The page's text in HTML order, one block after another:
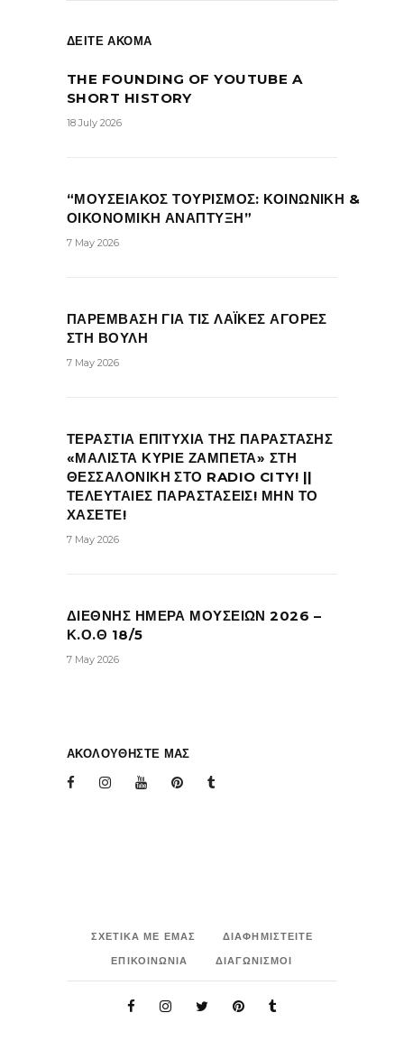
ΔΕΙΤΕ ΑΚΟΜΑ
THE FOUNDING OF YOUTUBE A
SHORT HISTORY
18 July 2026
“ΜΟΥΣΕΙΑΚΟΣ ΤΟΥΡΙΣΜΟΣ: ΚΟΙΝΩΝΙΚΗ &
ΟΙΚΟΝΟΜΙΚΗ ΑΝΑΠΤΥΞΗ”
7 May 2026
ΠΑΡΕΜΒΑΣΗ ΓΙΑ ΤΙΣ ΛΑΪΚΕΣ ΑΓΟΡΕΣ
ΣΤΗ ΒΟΥΛΗ
7 May 2026
ΤΕΡΑΣΤΙΑ ΕΠΙΤΥΧΙΑ ΤΗΣ ΠΑΡΑΣΤΑΣΗΣ
«ΜΑΛΙΣΤΑ ΚΥΡΙΕ ΖΑΜΠΕΤΑ» ΣΤΗ
ΘΕΣΣΑΛΟΝΙΚΗ ΣΤΟ RADIO CITY! ||
ΤΕΛΕΥΤΑΙΕΣ ΠΑΡΑΣΤΑΣΕΙΣ! ΜΗΝ ΤΟ
ΧΑΣΕΤΕ!
7 May 2026
ΔΙΕΘΝΗΣ ΗΜΕΡΑ ΜΟΥΣΕΙΩΝ 2026 –
Κ.Ο.Θ 18/5
7 May 2026
ΑΚΟΛΟΥΘΗΣΤΕ ΜΑΣ
ΣΧΕΤΙΚΑ ΜΕ ΕΜΑΣ
ΔΙΑΦΗΜΙΣΤΕΙΤΕ
ΕΠΙΚΟΙΝΩΝΙΑ
ΔΙΑΓΩΝΙΣΜΟΙ